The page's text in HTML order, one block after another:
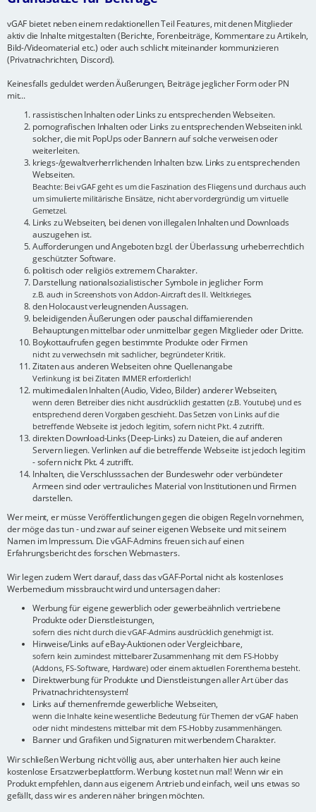
vGAF bietet neben einem redaktionellen Teil Features, mit denen Mitglieder
aktiv die Inhalte mitgestalten (Berichte, Forenbeiträge, Kommentare zu Artikeln,
Bild-/Videomaterial etc.) oder auch schlicht miteinander kommunizieren
(Privatnachrichten, Discord).
Keinesfalls geduldet werden Äußerungen, Beiträge jeglicher Form oder PN
mit...
rassistischen Inhalten oder Links zu entsprechenden Webseiten.
pornografischen Inhalten oder Links zu entsprechenden Webseiten inkl.
solcher, die mit PopUps oder Bannern auf solche verweisen oder
weiterleiten.
kriegs-/gewaltverherrlichenden Inhalten bzw. Links zu entsprechenden
Webseiten.
Beachte: Bei vGAF geht es um die Faszination des Fliegens und durchaus auch
um simulierte militärische Einsätze, nicht aber vordergründig um virtuelle
Gemetzel.
Links zu Webseiten, bei denen von illegalen Inhalten und Downloads
auszugehen ist.
Aufforderungen und Angeboten bzgl. der Überlassung urheberrechtlich
geschützter Software.
politisch oder religiös extremem Charakter.
Darstellung nationalsozialistischer Symbole in jeglicher Form
z.B. auch in Screenshots von Addon-Aircraft des II. Weltkrieges.
den Holocaust verleugnenden Aussagen.
beleidigenden Äußerungen oder pauschal diffamierenden
Behauptungen mittelbar oder unmittelbar gegen Mitglieder oder Dritte.
Boykottaufrufen gegen bestimmte Produkte oder Firmen
nicht zu verwechseln mit sachlicher, begründeter Kritik.
Zitaten aus anderen Webseiten ohne Quellenangabe
Verlinkung ist bei Zitaten IMMER erforderlich!
multimedialen Inhalten (Audio, Video, Bilder) anderer Webseiten,
wenn deren Betreiber dies nicht ausdrücklich gestatten (z.B. Youtube) und es
entsprechend deren Vorgaben geschieht. Das Setzen von Links auf die
betreffende Webseite ist jedoch legitim, sofern nicht Pkt. 4 zutrifft.
direkten Download-Links (Deep-Links) zu Dateien, die auf anderen
Servern liegen. Verlinken auf die betreffende Webseite ist jedoch legitim
- sofern nicht Pkt. 4 zutrifft.
Inhalten, die Verschlusssachen der Bundeswehr oder verbündeter
Armeen sind oder vertrauliches Material von Institutionen und Firmen
darstellen.
Wer meint, er müsse Veröffentlichungen gegen die obigen Regeln vornehmen,
der möge das tun - und zwar auf seiner eigenen Webseite und mit seinem
Namen im Impressum. Die vGAF-Admins freuen sich auf einen
Erfahrungsbericht des forschen Webmasters.
Wir legen zudem Wert darauf, dass das vGAF-Portal nicht als kostenloses
Werbemedium missbraucht wird und untersagen daher:
Werbung für eigene gewerblich oder gewerbeähnlich vertriebene
Produkte oder Dienstleistungen,
sofern dies nicht durch die vGAF-Admins ausdrücklich genehmigt ist.
Hinweise/Links auf eBay-Auktionen oder Vergleichbare,
sofern kein zumindest mittelbarer Zusammenhang mit dem FS-Hobby
(Addons, FS-Software, Hardware) oder einem aktuellen Forenthema besteht.
Direktwerbung für Produkte und Dienstleistungen aller Art über das
Privatnachrichtensystem!
Links auf themenfremde gewerbliche Webseiten,
wenn die Inhalte keine wesentliche Bedeutung für Themen der vGAF haben
oder nicht mindestens mittelbar mit dem FS-Hobby zusammenhängen.
Banner und Grafiken und Signaturen mit werbendem Charakter.
Wir schließen Werbung nicht völlig aus, aber unterhalten hier auch keine
kostenlose Ersatzwerbeplattform. Werbung kostet nun mal! Wenn wir ein
Produkt empfehlen, dann aus eigenem Antrieb und einfach, weil uns etwas so
gefällt, dass wir es anderen näher bringen möchten.